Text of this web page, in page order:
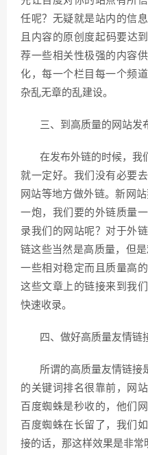
任呢？无疑就是站内的信
且内容的原创度起码要达
荐一些相关性极强的内容
化，每一个栏目每一个频
杂乱无章的乱建设。
三、到高质量的网站发
在发布外链的时候，我
就一定好。我们没有必要
网站等地方做外链。新网
一炮，我们要的外链质量
录我们的网站呢？对于外
链这些当然是高质量，但
一些相对稳定而且质量高
这些文章上的链接来到我
快速收录。
四、做好高质量友情链
所谓的高质量友情链接是
的关键词排名很靠前，网
百度蜘蛛是秒收的，他们
百度蜘蛛在长留了，我们
接的话，那这样效果是非常